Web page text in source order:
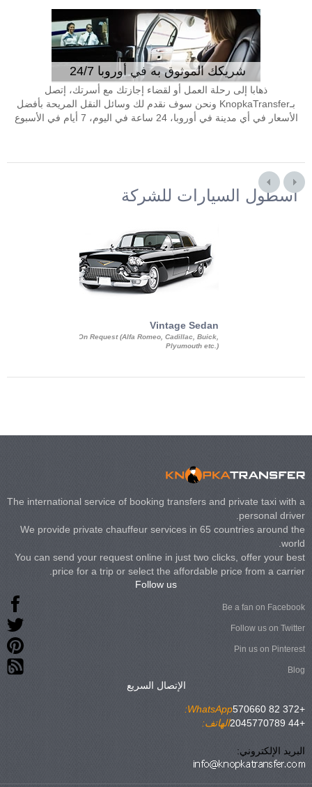
شريكك الموثوق به في أوروبا 24/7
ذهابا إلى رحلة العمل أو لقضاء إجازتك مع أسرتك، إتصل
بـKnopkaTransfer ونحن سوف نقدم لك وسائل النقل المريحة بأفضل
الأسعار في أي مدينة في أوروبا، 24 ساعة في اليوم، 7 أيام في الأسبوع
أسطول السيارات للشركة
Vintage Sedan
On Request (Alfa Romeo, Cadillac, Buick,
Plyumouth etc.)
The international service of booking transfers and private taxi with a
personal driver.
We provide private chauffeur services in 65 countries around the
world.
You can send your request online in just two clicks, offer your best
price for a trip or select the affordable price from a carrier.
Follow us
Be a fan on Facebook
Follow us on Twitter
Pin us on Pinterest
Blog
الإتصال السريع
WhatsApp:
+372 82 570660
الهاتف:
+44 2045770789
البريد الإلكتروني: